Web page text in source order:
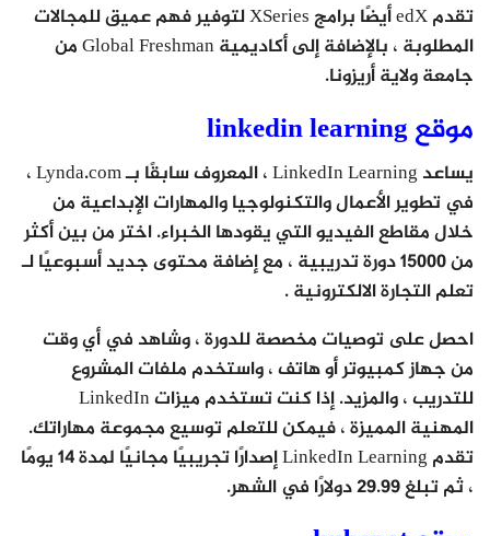
تقدم edX أيضًا برامج XSeries لتوفير فهم عميق للمجالات
المطلوبة ، بالإضافة إلى أكاديمية Global Freshman من
جامعة ولاية أريزونا.
موقع linkedin learning
يساعد LinkedIn Learning ، المعروف سابقًا بـ Lynda.com ،
في تطوير الأعمال والتكنولوجيا والمهارات الإبداعية من
خلال مقاطع الفيديو التي يقودها الخبراء. اختر من بين أكثر
من 15000 دورة تدريبية ، مع إضافة محتوى جديد أسبوعيًا لـ
تعلم التجارة الالكترونية .
احصل على توصيات مخصصة للدورة ، وشاهد في أي وقت
من جهاز كمبيوتر أو هاتف ، واستخدم ملفات المشروع
للتدريب ، والمزيد. إذا كنت تستخدم ميزات LinkedIn
المهنية المميزة ، فيمكن للتعلم توسيع مجموعة مهاراتك.
تقدم LinkedIn Learning إصدارًا تجريبيًا مجانيًا لمدة 14 يومًا
، ثم تبلغ 29.99 دولارًا في الشهر.